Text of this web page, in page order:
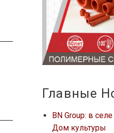
Главные
BN Group: в
Дом культуры